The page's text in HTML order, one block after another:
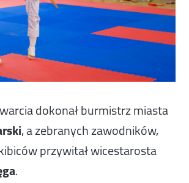
dokonał burmistrz miasta
, a zebranych zawodników,
przywitał wicestarosta
.